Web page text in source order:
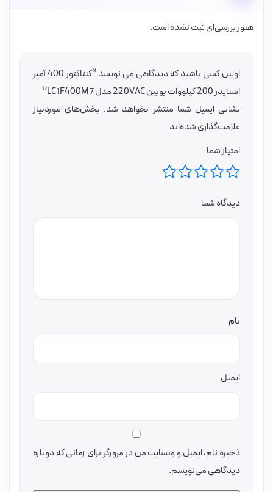
هنوز بررسی‌ای ثبت نشده است.
اولین کسی باشید که دیدگاهی می نویسد “کنتاکتور 400 آمپر
اشنایدر 200 کیلووات بوبین 220VAC مدل LC1F400M7”
نشانی ایمیل شما منتشر نخواهد شد. بخش‌های موردنیاز
علامت‌گذاری شده‌اند
امتیاز شما
دیدگاه شما
نام
ایمیل
ذخیره نام، ایمیل و وبسایت من در مرورگر برای زمانی که دوباره
دیدگاهی می‌نویسم.